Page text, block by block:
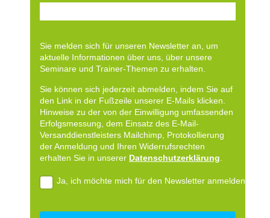
Sie melden sich für unseren Newsletter an, um
aktuelle Informationen über uns, über unsere
Seminare und Trainer-Themen zu erhalten.
Sie können sich jederzeit abmelden, indem Sie auf
den Link in der Fußzeile unserer E-Mails klicken.
Hinweise zu der von der Einwilligung umfassenden
Erfolgsmessung, dem Einsatz des E-Mail-
Versanddienstleisters Mailchimp, Protokollierung
der Anmeldung und Ihren Widerrufsrechten
erhalten Sie in unserer Datenschutzerklärung
Ja, ich möchte mich für den Newsletter anmelden.